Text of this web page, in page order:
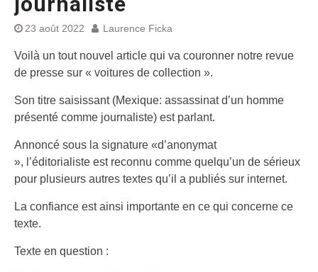
23 août 2022 Laurence Ficka
Voilà un tout nouvel article qui va couronner notre revue
de presse sur « voitures de collection ».
Son titre saisissant (Mexique: assassinat d’un homme
présenté comme journaliste) est parlant.
Annoncé sous la signature «d’anonymat
», l’éditorialiste est reconnu comme quelqu’un de sérieux
pour plusieurs autres textes qu’il a publiés sur internet.
La confiance est ainsi importante en ce qui concerne ce
texte.
Texte en question :